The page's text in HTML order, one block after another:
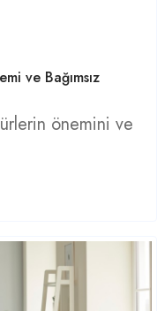
ve Bağımsız
önemini ve